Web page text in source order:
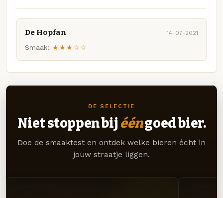
De Hopfan 14-07-2021
Smaak: ★★★☆☆
DE SELECTIE
Niet stoppen bij ééngoed bier.
Doe de smaaktest en ontdek welke bieren écht in
jouw straatje liggen.